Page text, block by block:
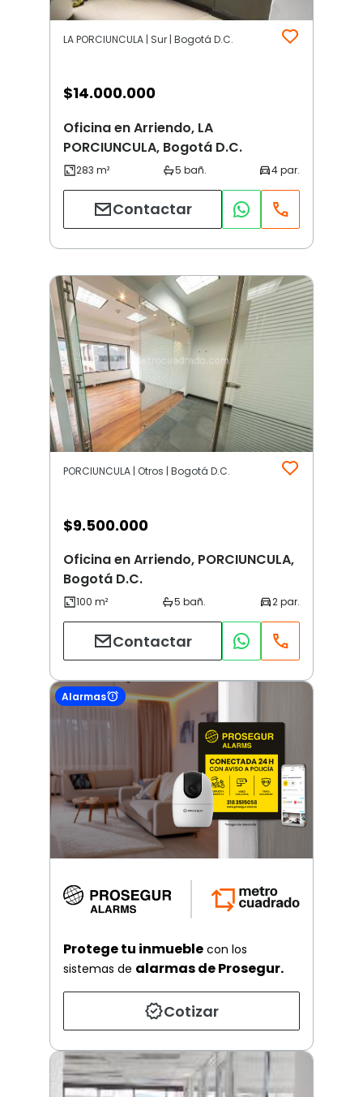
LA PORCIUNCULA | Sur | Bogotá D.C.
$14.000.000
Oficina en Arriendo, LA
PORCIUNCULA, Bogotá D.C.
Contactar
PORCIUNCULA | Otros | Bogotá D.C.
$9.500.000
Oficina en Arriendo, PORCIUNCULA,
Bogotá D.C.
Contactar
Alarmas
Protege tu inmueble con los
sistemas de alarmas de Prosegur.
Cotizar